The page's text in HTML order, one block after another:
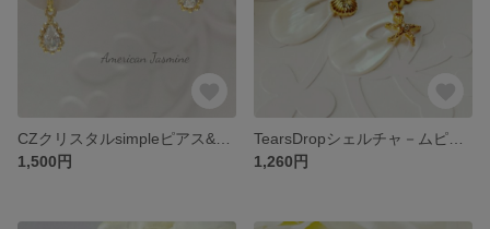
1,500円
1,260円